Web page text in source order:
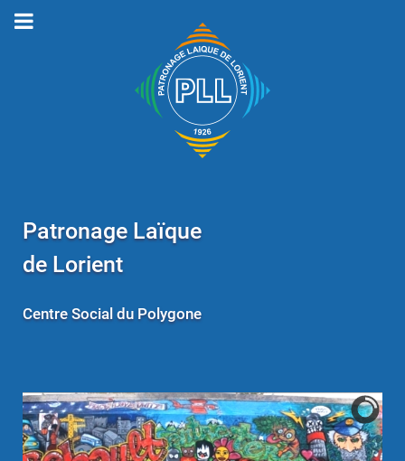
Patronage Laïque
de Lorient
Centre Social du Polygone